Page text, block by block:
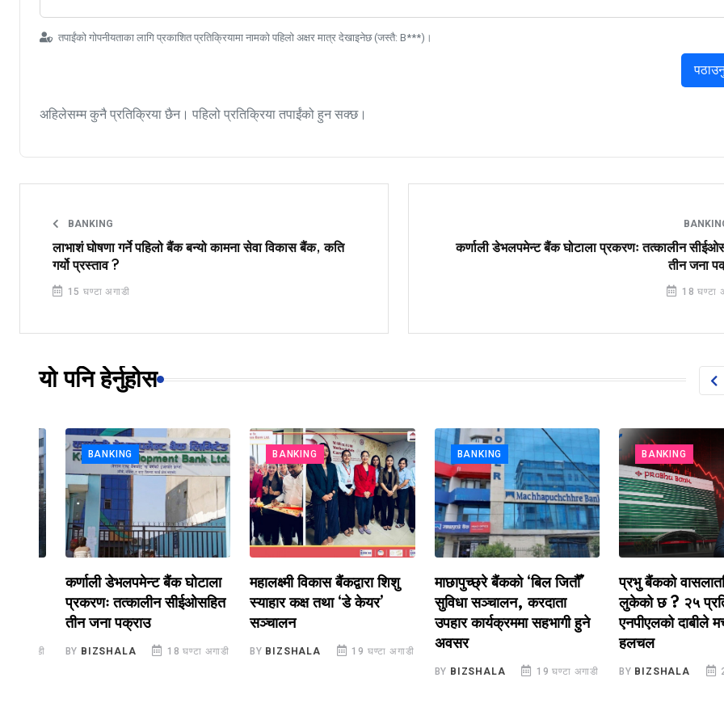
तपाईंको गोपनीयताका लागि प्रकाशित प्रतिक्रियामा नामको पहिलो अक्षर मात्र देखाइनेछ (जस्तै: B***)।
अहिलेसम्म कुनै प्रतिक्रिया छैन। पहिलो प्रतिक्रिया तपाईंको हुन सक्छ।
BANKING
लाभाशं घोषणा गर्ने पहिलो बैंक बन्यो कामना सेवा विकास बैंक, कति
गर्यो प्रस्ताव ?
15 घण्टा अगाडी
कर्णाली डेभलपमेन्ट बैंक घोटाला प्रकरणः तत्कालीन
तीन जना
18 घण्टा
यो पनि हेर्नुहोस
BANKING
कर्णाली डेभलपमेन्ट बैंक घोटाला
प्रकरणः तत्कालीन सीईओसहित
तीन जना पक्राउ
BY BIZSHALA 18 घण्टा अगाडी
BANKING
महालक्ष्मी विकास बैंकद्वारा शिशु
स्याहार कक्ष तथा ‘डे केयर’
सञ्चालन
BY BIZSHALA 19 घण्टा अगाडी
BANKING
माछापुच्छ्रे बैंकको ‘बिल जितौँ’
सुविधा सञ्चालन, करदाता
उपहार कार्यक्रममा सहभागी हुने
अवसर
BIZSHALA 19 घण्टा अगाडी
BANKING
प्रभु बैंकको
लुकेको छ ? २५ प्रतिशत
एनपीएलको दाबीले मच्चायो
हलचल
BY BIZSHALA 21